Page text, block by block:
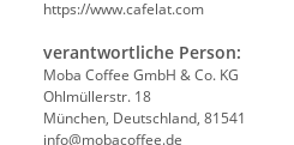
https://www.cafelat.com
verantwortliche Person:
Moba Coffee GmbH & Co. KG
Ohlmüllerstr. 18
München, Deutschland, 81541
info@mobacoffee.de